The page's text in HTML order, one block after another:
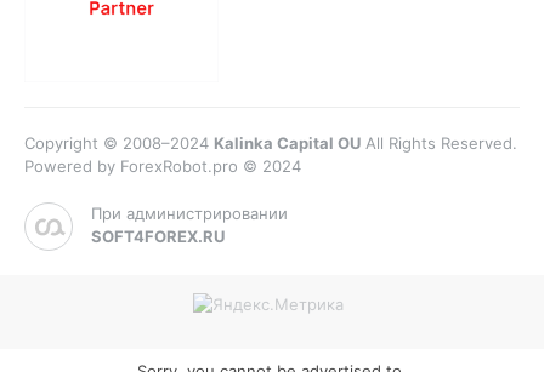
Copyright © 2008–2024 Kalinka Capital OU All Rights Reserved.
Powered by ForexRobot.pro © 2024
При администрировании
SOFT4FOREX.RU